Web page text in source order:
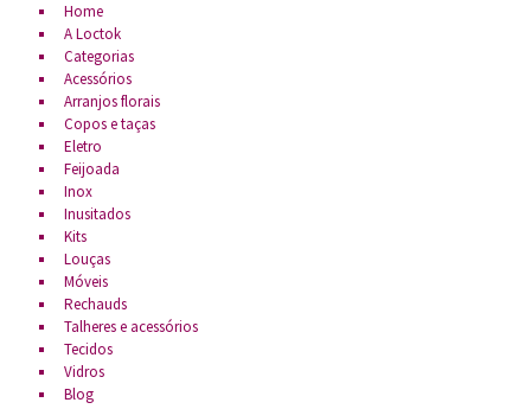
Home
A Loctok
Categorias
Acessórios
Arranjos florais
Copos e taças
Eletro
Feijoada
Inox
Inusitados
Kits
Louças
Móveis
Rechauds
Talheres e acessórios
Tecidos
Vidros
Blog